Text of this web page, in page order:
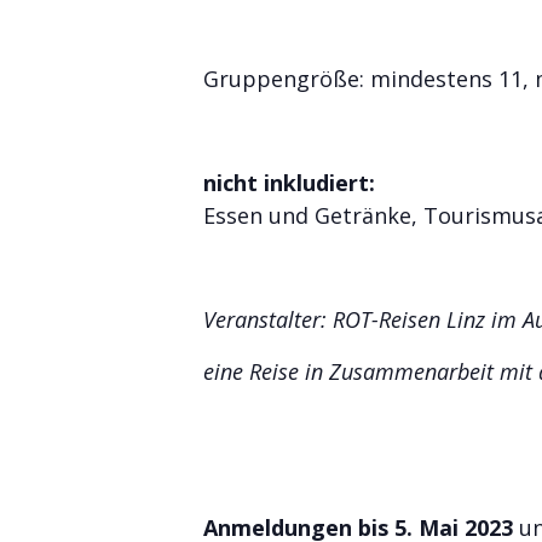
Gruppengröße: mindestens 11,
nicht inkludiert:
Essen und Getränke,
Veranstalter: ROT-Reisen Linz im
eine Reise in Zusammenarbeit
Anmeldungen bis 5. Mai 2023